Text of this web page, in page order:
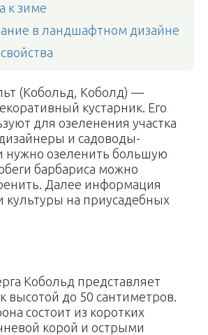
к зиме
в ландшафтном дизайне
(Кобольд, Коболд) —
кустарник. Его
для озеленения участка
и садоводы-
нужно озеленить большую
барбариса можно
Далее информация
на приусадебных
Кобольд представляет
высотой до 50 сантиметров.
состоит из коротких
корой и острыми